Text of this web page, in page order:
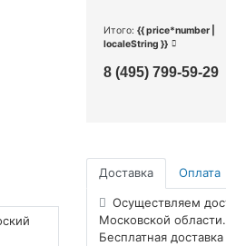
Итого: {{ price*number |
localeString }}
8 (495) 799-59-29
Доставка Оплата
Осуществляем
Московской области.
Бесплатная